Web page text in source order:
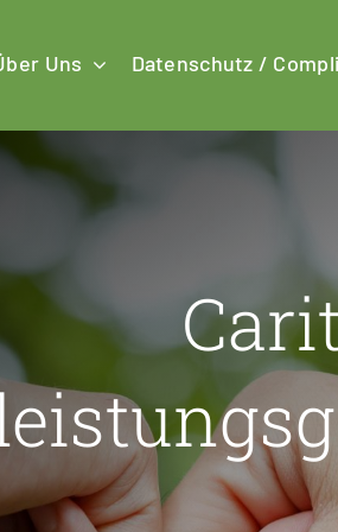
Uns Datenschutz /